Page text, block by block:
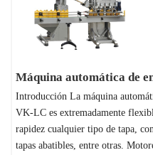
Máquina automática de
Introducción La máquina
VK-LC es extremadamente
rapidez cualquier tipo de tapa,
tapas abatibles, entre otras.